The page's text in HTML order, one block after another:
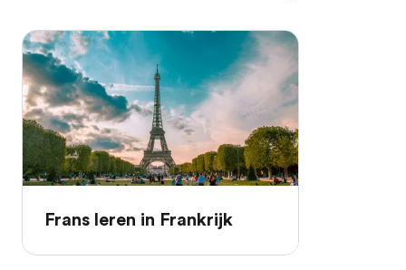
Frans leren in Frankrijk